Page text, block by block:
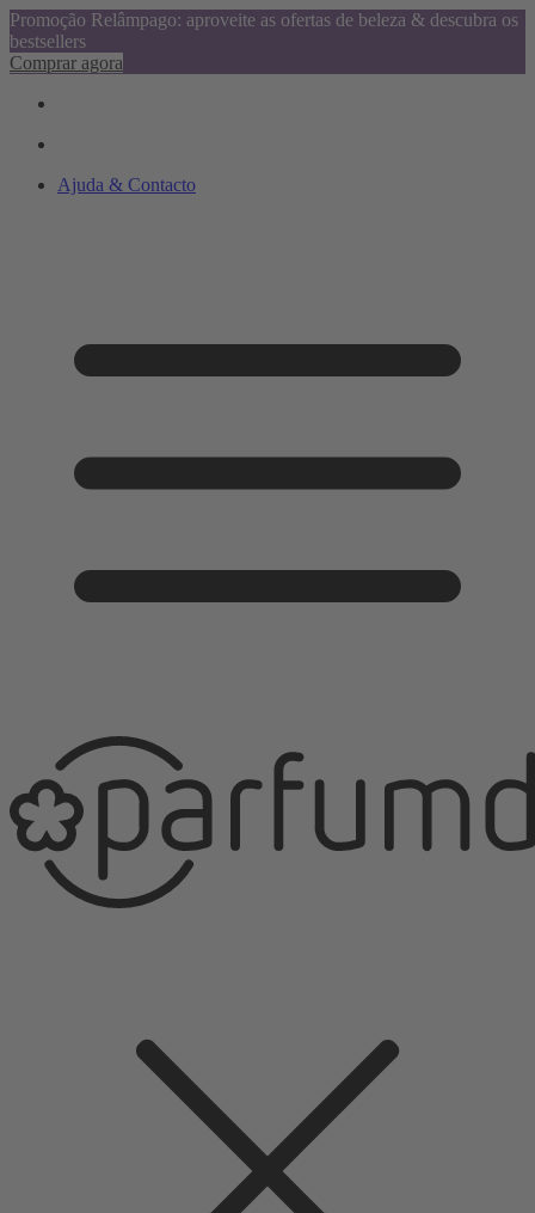
Promoção Relâmpago: aproveite as ofertas de beleza & descubra os
bestsellers
Comprar agora
Ajuda & Contacto